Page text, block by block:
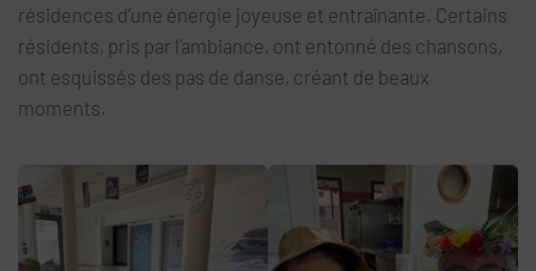
résidences d’une énergie joyeuse et entraînante. Certains
résidents, pris par l’ambiance, ont entonné des chansons,
ont esquissés des pas de danse, créant de beaux
moments.